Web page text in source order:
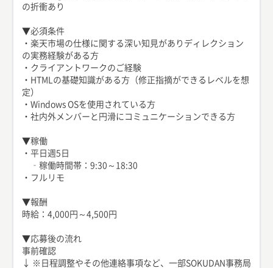
の折衝あり
▼必須条件
・楽天市場の仕様に関する深い知見がありディレクション
の実務経験がある方
・クライアントワークのご経験
・HTMLの基礎知識がある方（修正指摘ができるレベルを想
定）
・Windows OSを使用されている方
・社内外メンバーと円滑にコミュニケーションできる方
▼稼働
・平日週5日
‐稼働時間帯：9:30～18:30
・フルリモ
▼報酬
時給：4,000円～4,500円
▼応募後の流れ
事前確認
↓ ※日程調整やその他連絡事項など、一部SOKUDAN事務局